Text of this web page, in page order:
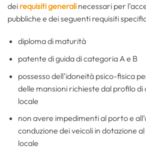
dei requisiti generali necessari per
pubbliche e dei seguenti requisiti
diploma di maturità
patente di guida di categoria A e B
possesso dell’idoneità psico-fisica
delle mansioni richieste dal profilo di
locale
non avere impedimenti al porto e
conduzione dei veicoli in dotazione
locale